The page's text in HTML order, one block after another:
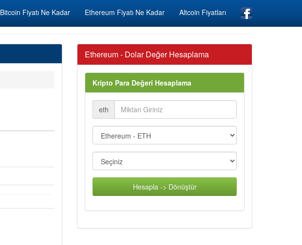
Bitcoin Fiyatı Ne Kadar Ethereum Fiyatı Ne Kadar Altcoin Fiyatları
Ethereum - Dolar Değer Hesaplama
Kripto Para Değeri Hesaplama
eth
Hesapla -> Dönüştür